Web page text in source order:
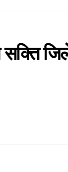
सक्ति